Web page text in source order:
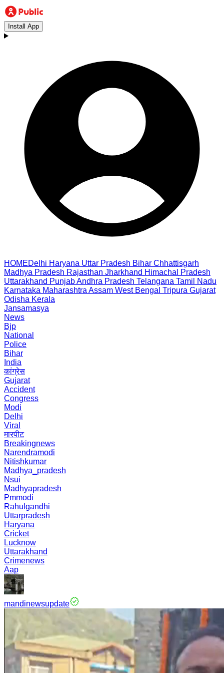
Install App
HOMEDelhi Haryana Uttar Pradesh Bihar Chhattisgarh
Madhya Pradesh Rajasthan Jharkhand Himachal Pradesh
Uttarakhand PunjabAndhra Pradesh Telangana Tamil Nadu
Karnataka Maharashtra Assam West Bengal Tripura Gujarat
Odisha Kerala
Jansamasya
News
Bjp
National
Police
Bihar
India
कांग्रेस
Gujarat
Accident
Congress
Modi
Delhi
Viral
मारपीट
Breakingnews
Narendramodi
Nitishkumar
Madhya_pradesh
Nsui
Madhyapradesh
Pmmodi
Rahulgandhi
Uttarpradesh
Haryana
Cricket
Lucknow
Uttarakhand
Crimenews
Aap
mandinewsupdate